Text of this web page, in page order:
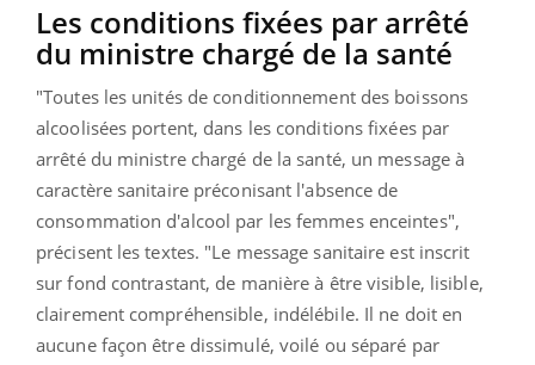
Les conditions fixées par arrêté
du ministre chargé de la santé
"Toutes les unités de conditionnement des boissons
alcoolisées portent, dans les conditions fixées par
arrêté du ministre chargé de la santé, un message à
caractère sanitaire préconisant l'absence de
consommation d'alcool par les femmes enceintes",
précisent les textes. "Le message sanitaire est inscrit
sur fond contrastant, de manière à être visible, lisible,
clairement compréhensible, indélébile. Il ne doit en
aucune façon être dissimulé, voilé ou séparé par